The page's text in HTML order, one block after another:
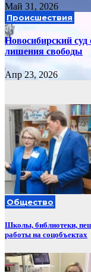
Май 31, 2026
Происшествия
Новосибирский
лишения свободы
Апр 23, 2026
Общество
Школы, библиотеки,
работы на соцобъектах